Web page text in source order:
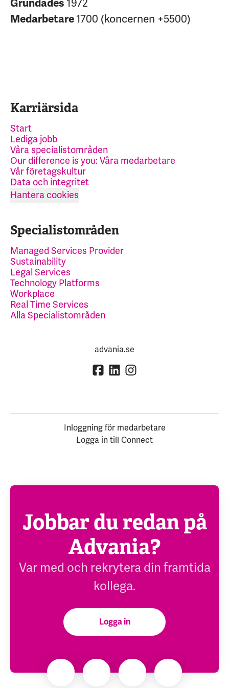
Grundades1972
Medarbetare1700 (koncernen +5500)
Karriärsida
Start
Lediga jobb
Våra specialistområden
Our difference is you: Våra medarbetare
Vår företagskultur
Data och integritet
Hantera cookies
Specialistområden
Managed Services Provider
Sustainability
Legal Services
Technology Platforms
Workplace
Real Time Services
Alla Specialistområden
advania.se
Inloggning för medarbetare
Logga in till Connect
Jobbar du redan på
Advania?
Var med och rekrytera din framtida
kollega.
Logga in